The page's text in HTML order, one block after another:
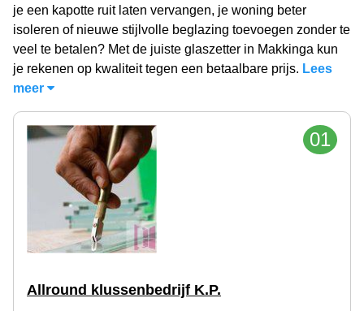
je een kapotte ruit laten vervangen, je woning beter
isoleren of nieuwe stijlvolle beglazing toevoegen zonder te
veel te betalen? Met de juiste glaszetter in Makkinga kun
je rekenen op kwaliteit tegen een betaalbare prijs. Lees
meer
01
Allround klussenbedrijf K.P.